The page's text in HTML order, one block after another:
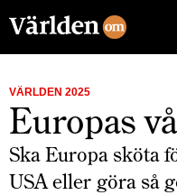
VÄRLDEN 2025
Europas
Ska Europa sköta
USA eller göra så